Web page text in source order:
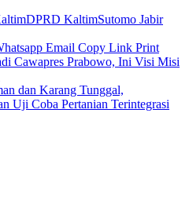
DPRD KaltimSutomo Jabir
Email Copy Link Print
Cawapres Prabowo, Ini Visi Misi
dan Karang Tunggal,
Uji Coba Pertanian Terintegrasi